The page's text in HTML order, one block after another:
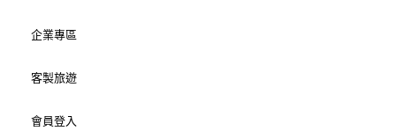
企業專區
客製旅遊
會員登入